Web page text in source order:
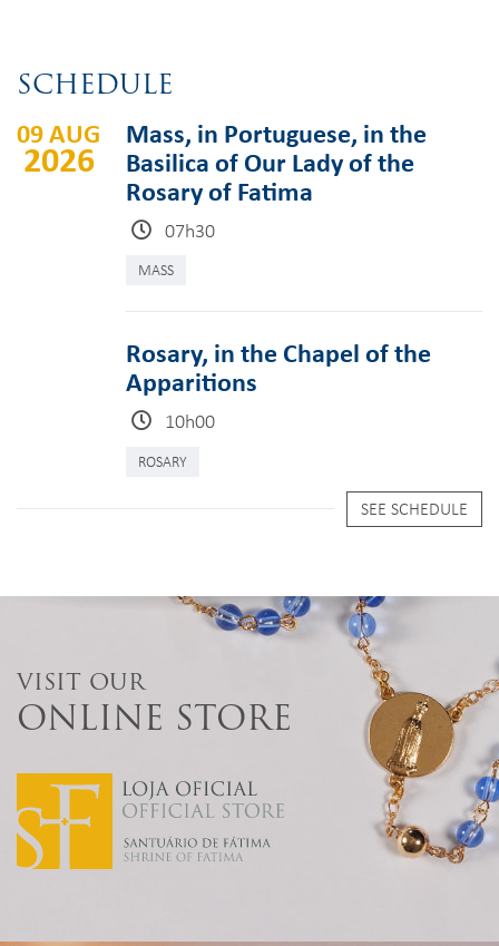
SCHEDULE
09 AUG
2026
Mass, in Portuguese, in the
Basilica of Our Lady of the
Rosary of Fatima
07h30
MASS
Rosary, in the Chapel of the
Apparitions
10h00
ROSARY
SEE SCHEDULE
VISIT OUR
ONLINE STORE